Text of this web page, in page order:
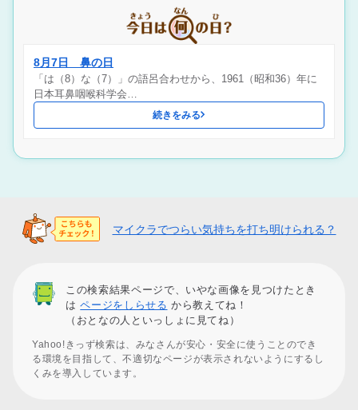
8月7日 鼻の日
「は（8）な（7）」の語呂合わせから、1961（昭和36）年に
日本耳鼻咽喉科学会…
続きをみる
マイクラでつらい気持ちを打ち明けられる？
この検索結果ページで、いやな画像を見つけたとき
はページをしらせる から教えてね！
（おとなの人といっしょに見てね）
Yahoo!きっず検索は、みなさんが安心・安全に使うことのでき
る環境を目指して、不適切なページが表示されないようにするし
くみを導入しています。